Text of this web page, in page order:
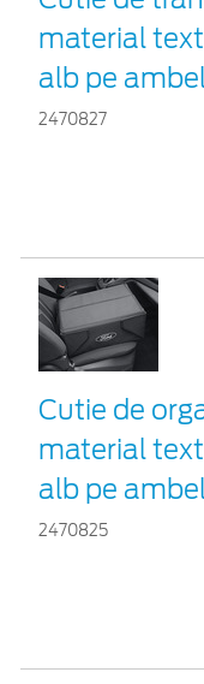
material
alb pe
2470827
Cutie de
material
alb pe
2470825